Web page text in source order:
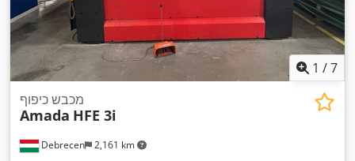
1 /7
Debrecen 2,161 km
מכבש כיפוף
Amada HFE 3i